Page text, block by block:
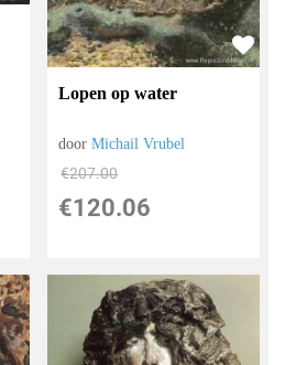
Lopen op water
doorMichail Vrubel
€207.00
€120.06